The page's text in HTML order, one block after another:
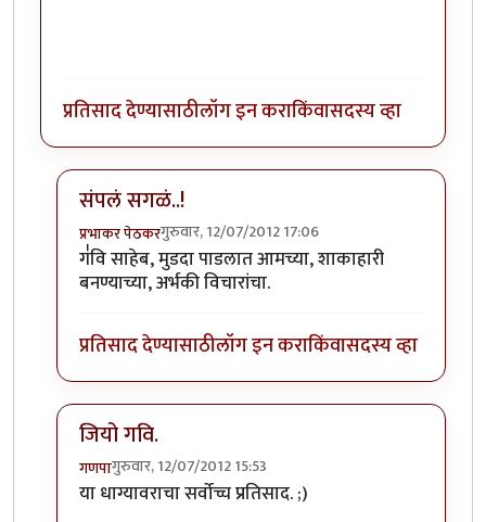
प्रतिसाद देण्यासाठीलॉग इन कराकिंवासदस्य व्हा
संपलं सगळं..!
प्रभाकर पेठकरगुरुवार, 12/07/2012 17:06
In reply to...byगवि
ग॑वि साहेब, मुडदा पाडलात आमच्या, शाकाहारी
बनण्याच्या, अर्भकी विचारांचा.
प्रतिसाद देण्यासाठीलॉग इन कराकिंवासदस्य व्हा
जियो गवि.
गणपागुरुवार, 12/07/2012 15:53
In reply to...byगवि
या धाग्यावराचा सर्वोच्च प्रतिसाद. ;)